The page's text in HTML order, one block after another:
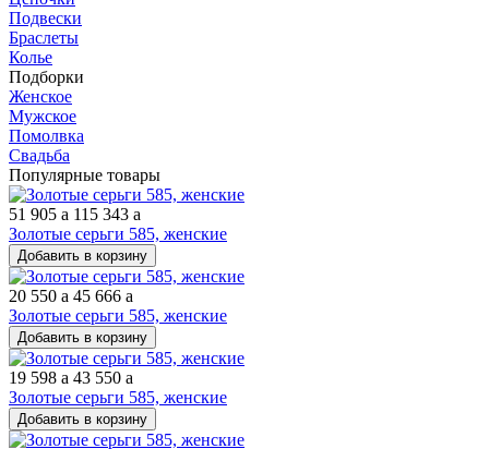
Подвески
Браслеты
Колье
Подборки
Женское
Мужское
Помолвка
Свадьба
Популярные товары
51 905 a 115 343 a
Золотые серьги 585, женские
Добавить в корзину
20 550 a 45 666 a
Золотые серьги 585, женские
Добавить в корзину
19 598 a 43 550 a
Золотые серьги 585, женские
Добавить в корзину